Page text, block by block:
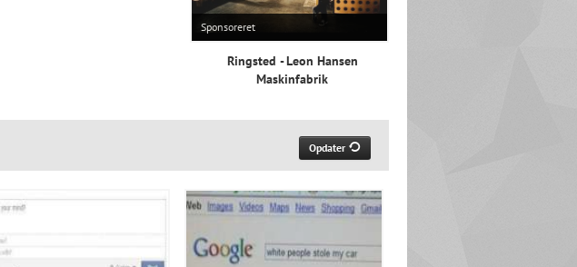
Sponsoreret
Ringsted - Leon Hansen
Maskinfabrik
Opdater